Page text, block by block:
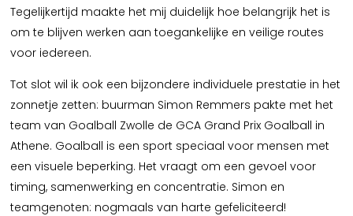
Tegelijkertijd maakte het mij duidelijk hoe belangrijk het is
om te blijven werken aan toegankelijke en veilige routes
voor iedereen.
Tot slot wil ik ook een bijzondere individuele prestatie in het
zonnetje zetten: buurman Simon Remmers pakte met het
team van Goalball Zwolle de GCA Grand Prix Goalball in
Athene. Goalball is een sport speciaal voor mensen met
een visuele beperking. Het vraagt om een gevoel voor
timing, samenwerking en concentratie. Simon en
teamgenoten: nogmaals van harte gefeliciteerd!